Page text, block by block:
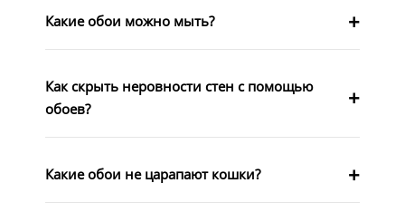
Какие обои можно мыть?
Как скрыть неровности стен с помощью
обоев?
Какие обои не царапают кошки?